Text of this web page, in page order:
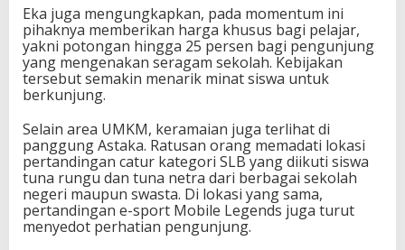
Eka juga mengungkapkan, pada momentum ini
pihaknya memberikan harga khusus bagi pelajar,
yakni potongan hingga 25 persen bagi pengunjung
yang mengenakan seragam sekolah. Kebijakan
tersebut semakin menarik minat siswa untuk
berkunjung.
Selain area UMKM, keramaian juga terlihat di
panggung Astaka. Ratusan orang memadati lokasi
pertandingan catur kategori SLB yang diikuti siswa
tuna rungu dan tuna netra dari berbagai sekolah
negeri maupun swasta. Di lokasi yang sama,
pertandingan e-sport Mobile Legends juga turut
menyedot perhatian pengunjung.